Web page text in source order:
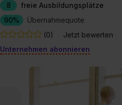
8
freie Ausbildungsplätze
90%
Übernahmequote
(0)
Jetzt bewerten
Unternehmen abonnieren